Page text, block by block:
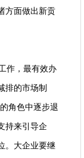
方面做出新贡
作，最有效办
排的市场制
角色中逐步退
持来引导企
。大企业要继